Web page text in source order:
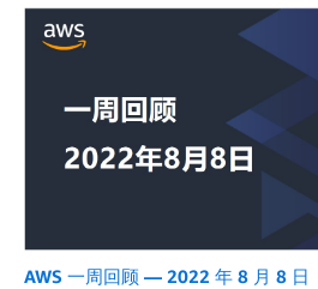
AWS 一周回顾 — 2022 年 8 月 8 日